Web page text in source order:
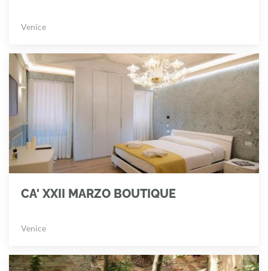
Venice
CA' XXII MARZO BOUTIQUE
Venice